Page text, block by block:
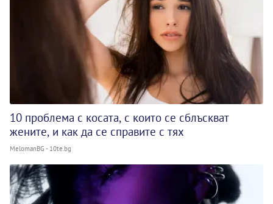
10 проблема с косата, с които се сблъскват
жените, и как да се справите с тях
MelomanBG - 10te.bg